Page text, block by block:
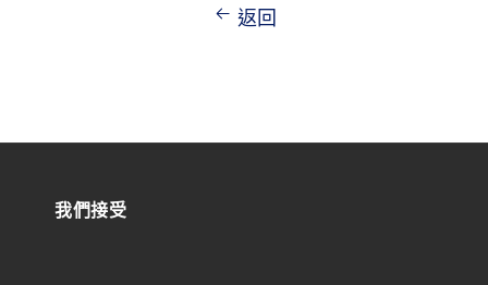
返回
我們接受